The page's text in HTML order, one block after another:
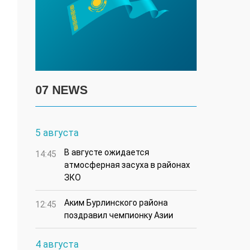
07 NEWS
5 августа
14:45
В августе ожидается
атмосферная засуха в районах
ЗКО
12:45
Аким Бурлинского района
поздравил чемпионку Азии
4 августа